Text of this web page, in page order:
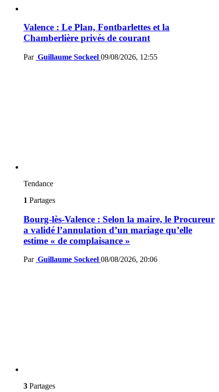
Valence : Le Plan, Fontbarlettes et la
Chamberlière privés de courant
Par Guillaume Sockeel 09/08/2026, 12:55
Tendance
1 Partages
Bourg-lès-Valence : Selon la maire, le Procureur
a validé l’annulation d’un mariage qu’elle
estime « de complaisance »
Par Guillaume Sockeel 08/08/2026, 20:06
3 Partages